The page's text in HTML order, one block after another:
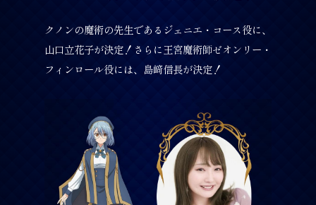
クノンの魔術の先生であるジェニエ・コース役に、
山口立花子が決定！さらに王宮魔術師ゼオンリー・
フィンロール役には、島﨑信長が決定！